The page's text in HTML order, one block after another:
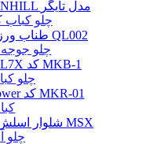
چلو کباب
چلو
چلو
چلو
دستکش بوکس GREENHILL مدل تایگر
طناب ورزشی شماره انداز مدل QL002
توپ بسکتبال مدل GL7X کد MKB-1
روسری زنانه مدل flower کد MKR-01
شلوار اسلش مردانه دم پا زیپ مدل MSX